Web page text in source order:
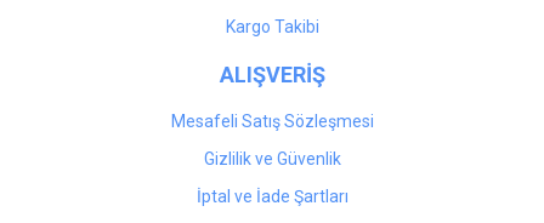
Kargo Takibi
ALIŞVERİŞ
Mesafeli Satış Sözleşmesi
Gizlilik ve Güvenlik
İptal ve İade Şartları